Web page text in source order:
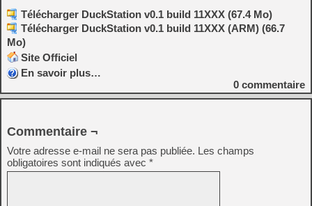
Télécharger DuckStation v0.1 build 11XXX (67.4 Mo)
Télécharger DuckStation v0.1 build 11XXX (ARM) (66.7
Mo)
Site Officiel
En savoir plus…
0 commentaire
Commentaire ¬
Votre adresse e-mail ne sera pas publiée. Les champs
obligatoires sont indiqués avec *